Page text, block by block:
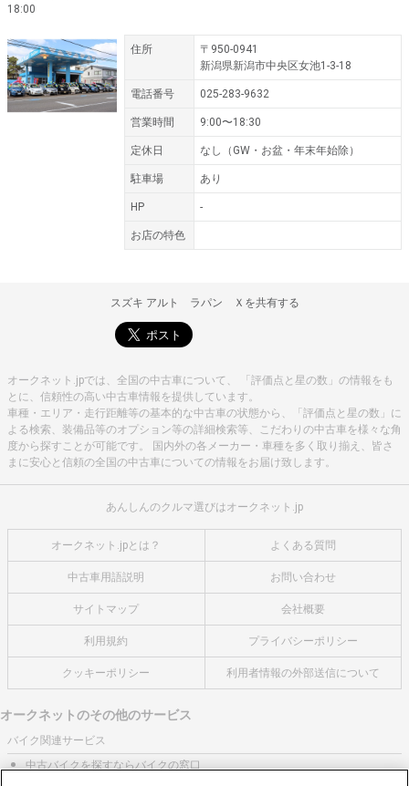
18:00
住所
〒950-0941
新潟県新潟市中央区女池1-3-18
電話番号 025-283-9632
営業時間 9:00〜18:30
定休日 なし（GW・お盆・年末年始除）
駐車場 あり
HP -
お店の特色
スズキ アルト ラパン Ｘを共有する
オークネット.jpでは、全国の中古車について、 「評価点と星の数」の情報をも
とに、信頼性の高い中古車情報を提供しています。
車種・エリア・走行距離等の基本的な中古車の状態から、「評価点と星の数」に
よる検索、装備品等のオプション等の詳細検索等、こだわりの中古車を様々な角
度から探すことが可能です。 国内外の各メーカー・車種を多く取り揃え、皆さ
まに安心と信頼の全国の中古車についての情報をお届け致します。
あんしんのクルマ選びはオークネット.jp
オークネット.jpとは？ よくある質問
中古車用語説明 お問い合わせ
サイトマップ 会社概要
利用規約 プライバシーポリシー
クッキーポリシー 利用者情報の外部送信について
オークネットのその他のサービス
バイク関連サービス
中古バイクを探すならバイクの窓口